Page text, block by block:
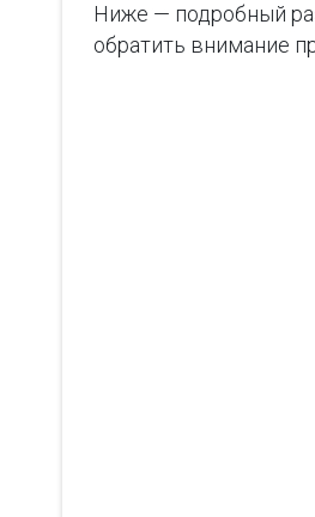
Ниже — подробный
обратить внимание